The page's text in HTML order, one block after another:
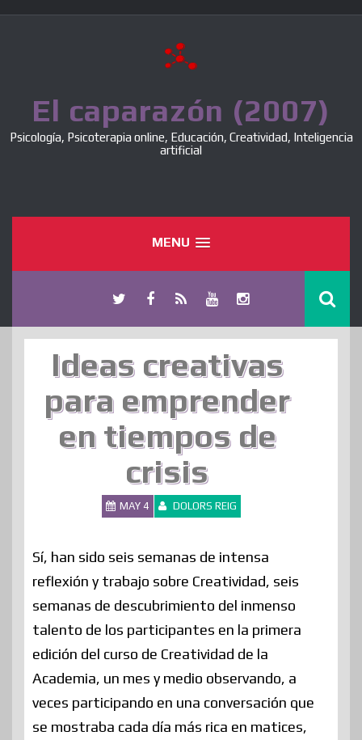
El caparazón (2007)
Psicología, Psicoterapia online, Educación, Creatividad, Inteligencia
artificial
MENU
Ideas creativas
para emprender
en tiempos de
crisis
MAY 4 DOLORS REIG
Sí, han sido seis semanas de intensa
reflexión y trabajo sobre Creatividad, seis
semanas de descubrimiento del inmenso
talento de los participantes en la primera
edición del curso de Creatividad de la
Academia, un mes y medio observando, a
veces participando en una conversación que
se mostraba cada día más rica en matices,